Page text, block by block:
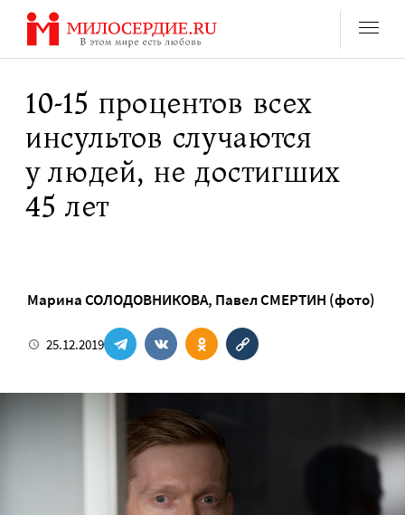
Перейти
содержанию
10-15 процентов всех
инсультов случаются
у людей, не достигших
45 лет
Марина СОЛОДОВНИКОВА, Павел СМЕРТИН (фото)
25.12.2019